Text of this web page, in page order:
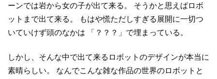
ーンでは岩から女の子が出て来る。
そうかと思えばロボ
ットまで出て来る。
もはや慌ただしすぎる展開に一切つ
いていけず頭のなかは 「？？？」で埋まっている。
しかし、そんな中で出て来るロボットのデザインが本当に
素晴らしい。
なんでこんな雑な作品の世界のロボットと